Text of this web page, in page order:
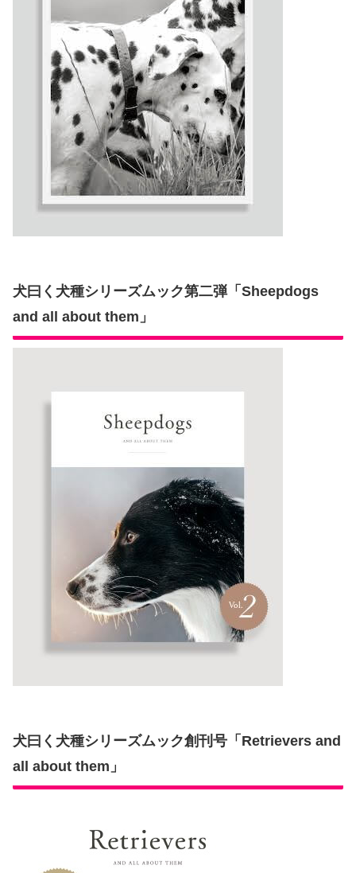
犬曰く犬種シリーズムック第二弾「Sheepdogs
and all about them」
犬曰く犬種シリーズムック創刊号「Retrievers and
all about them」